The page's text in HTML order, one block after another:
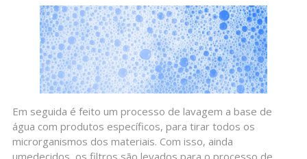
Em seguida é feito um processo de lavagem a base de
água com produtos específicos, para tirar todos os
microrganismos dos materiais. Com isso, ainda
umedecidos, os filtros são levados para o processo de